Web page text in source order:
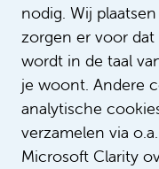
nodig. Wij
zorgen er voor
wordt in de taal
je woont. Andere
analytische
verzamelen via
Microsoft Clarity